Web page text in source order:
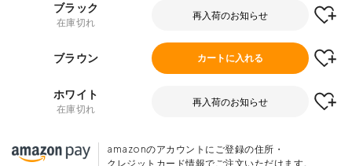
ブラック
在庫切れ
再入荷のお知らせ
ブラウン カートに入れる
ホワイト
在庫切れ
再入荷のお知らせ
amazonのアカウントにご登録の住所・
クレジットカード情報でご注文いただけます。